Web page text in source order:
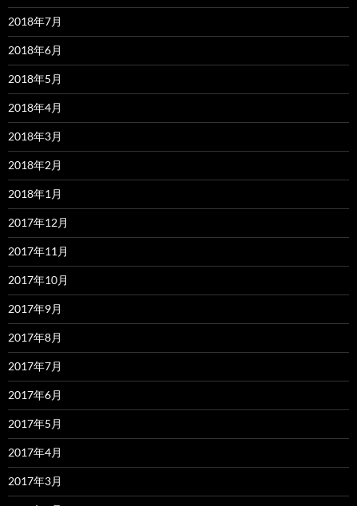
2018年7月
2018年6月
2018年5月
2018年4月
2018年3月
2018年2月
2018年1月
2017年12月
2017年11月
2017年10月
2017年9月
2017年8月
2017年7月
2017年6月
2017年5月
2017年4月
2017年3月